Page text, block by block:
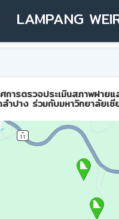
LAMPANG
ารตรวจประเมินสภาพฝาย
ำปาง ร่วมกับมหาวิทยาลัยเชี